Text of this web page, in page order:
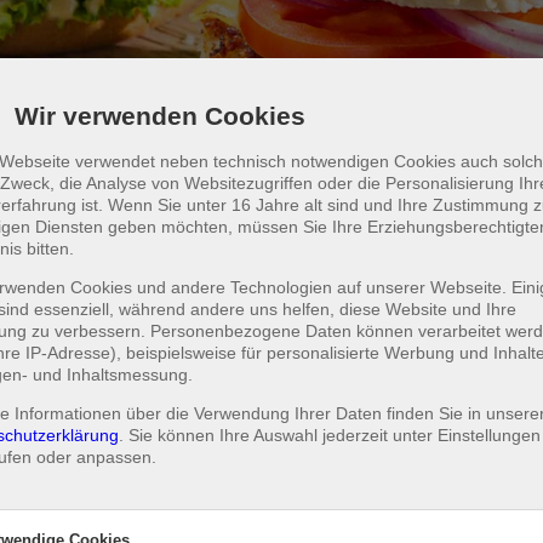
Wir verwenden Cookies
verwendet neben technisch notwendigen Cookies auch
die Analyse von Websitezugriffen oder die Personalisierung
ist. Wenn Sie unter 16 Jahre alt sind und Ihre Zustimmung
Diensten geben möchten, müssen Sie Ihre
bitten.
Cookies und andere Technologien auf unserer Webseite.
essenziell, während andere uns helfen, diese Website und Ihre
zu verbessern. Personenbezogene Daten können verarbeitet
IP-Adresse), beispielsweise für personalisierte Werbung und
und Inhaltsmessung.
Informationen über die Verwendung Ihrer Daten finden Sie in
. Sie können Ihre Auswahl jederzeit unter Einstellungen
oder anpassen.
Cookies
HAMBURGER
Giant Burger
extra großer Burger mit Pommes
8,00 € HINZUFÜGEN